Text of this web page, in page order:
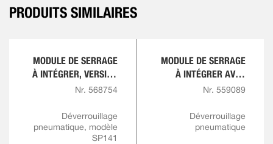
PRODUITS SIMILAIRES
MODULE DE SERRAGE
À INTÉGRER, VERSION
À VISSER
Nr. 568754
Déverrouillage
pneumatique, modèle
SP141
MODULE DE SERRAGE
À INTÉGRER AVEC
DÉTECTION PAR
OUVERTURE/FERMETU
RE
Nr. 559089
Déverrouillage
pneumatique